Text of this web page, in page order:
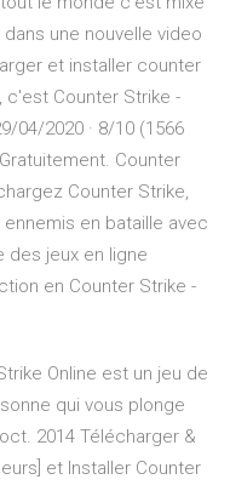
une nouvelle video
et installer counter
c'est Counter Strike -
04/2020 · 8/10 (1566
Counter
Counter Strike,
en bataille avec
des jeux en ligne
en Counter Strike -
Online est un jeu de
qui vous plonge
2014 Télécharger &
et Installer Counter